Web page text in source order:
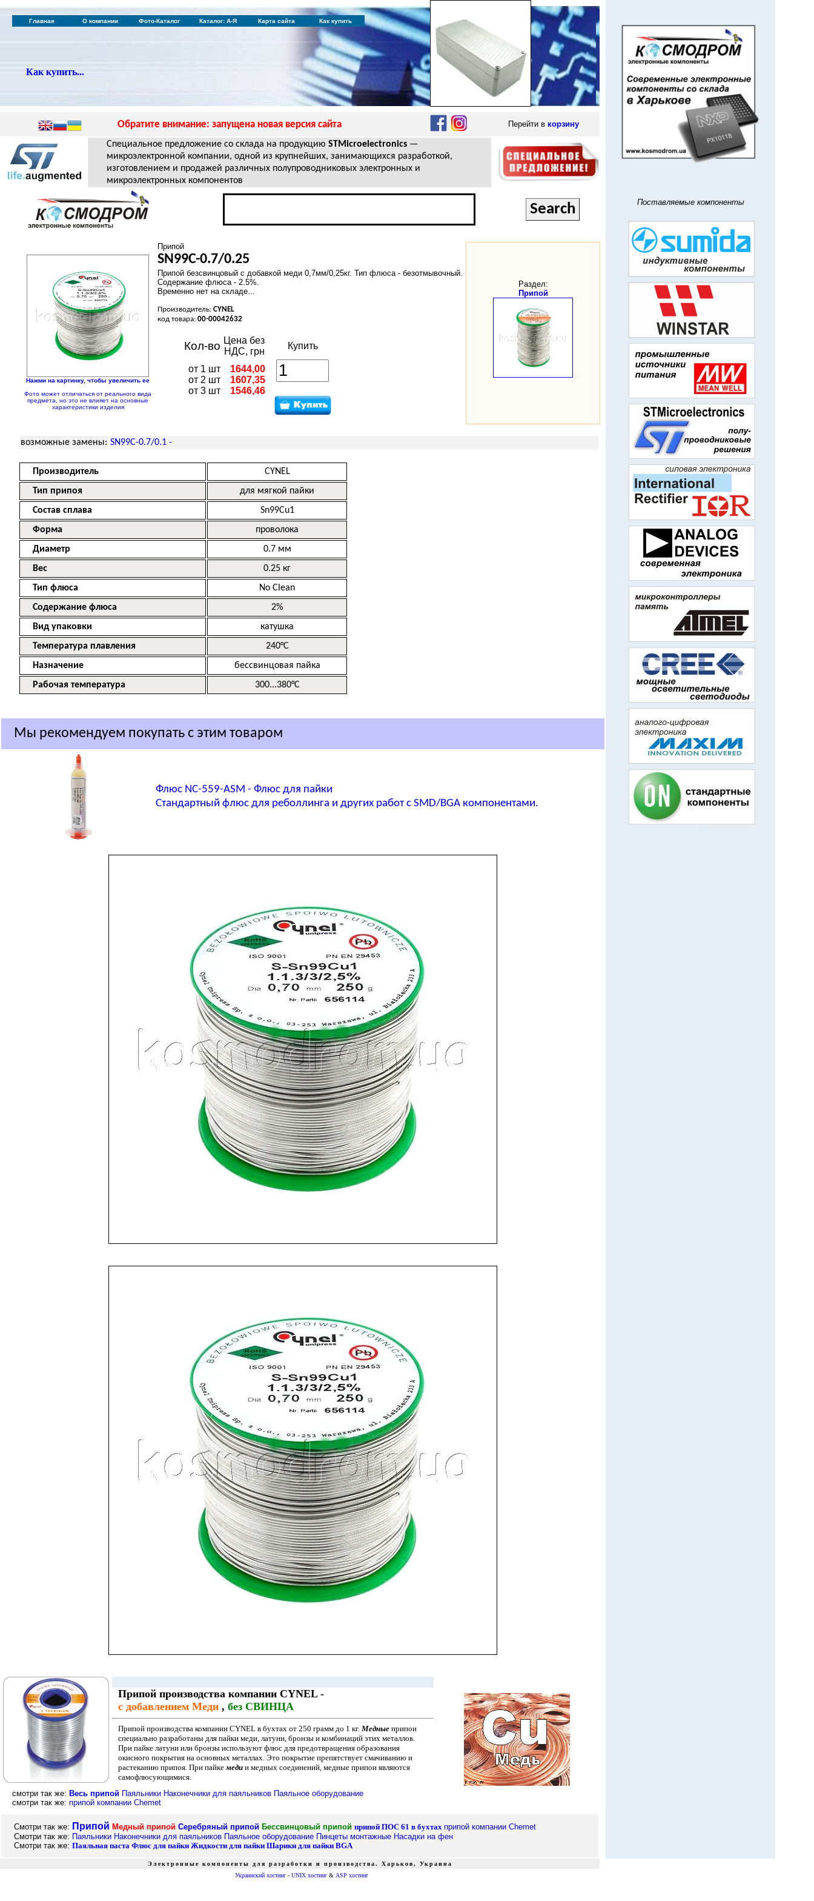
Главная О компании Фото-Каталог Каталог: А-Я Карта сайта Как купить
Как купить...
Обратите внимание: запущена новая версия сайта Перейти в корзину
Специальное предложение со склада на продукцию STMicroelectronics —
микроэлектронной компании, одной из крупнейших, занимающихся разработкой,
изготовлением и продажей различных полупроводниковых электронных и
микроэлектронных компонентов
Нажми на картинку, чтобы увеличить ее
Фото может отличаться от реального вида
предмета, но это не влияет на основные
характеристики изделия
Припой
SN99C-0.7/0.25
Припой безсвинцовый с добавкой меди 0,7мм/0,25кг. Тип флюса - безотмывочный.
Содержание флюса - 2.5%.
Временно нет на складе...
Производитель: CYNEL
код товара: 00-00042632
Кол-во Цена без
НДС, грн
Купить
от 1 шт
от 2 шт
от 3 шт
1644,00
1607,35
1546,46
Раздел:
Припой
возможные замены: SN99C-0.7/0.1 -
Производитель
CYNEL
Тип припоя
для мягкой пайки
Состав сплава
Sn99Cu1
Форма
проволока
Диаметр
0.7 мм
Вес
0.25 кг
Тип флюса
No Clean
Содержание флюса
2%
Вид упаковки
катушка
Температура плавления
240°C
Назначение
бессвинцовая пайка
Рабочая температура
300...380°C
Мы рекомендуем покупать с этим товаром
Флюс NC-559-ASM - Флюс для пайки
Стандартный флюс для реболлинга и других работ с SMD/BGA компонентами.
Припой производства компании CYNEL -
с добавлением Меди , без СВИНЦА
Припой производства компании CYNEL в бухтах от 250 грамм до 1 кг. Медные припои
специально разработаны для пайки меди, латуни, бронзы и комбинаций этих металлов.
При пайке латуни или бронзы используют флюс для предотвращения образования
окисного покрытия на основных металлах. Это покрытие препятствует смачиванию и
растеканию припоя. При пайкемеди и медных соединений, медные припои являются
самофлюсующимися.
смотри так же: Весь припой Паяльники Наконечники для паяльников Паяльное оборудование
смотри так же: припой компании Chemet
Смотри так же: Припой Медный припой Серебряный припой Бессвинцовый припой припой ПОС 61 в бухтах припой компании Chemet
Смотри так же: Паяльники Наконечники для паяльников Паяльное оборудование Пинцеты монтажные Насадки на фен
Смотри так же: Паяльная паста Флюс для пайки Жидкости для пайки Шарики для пайки BGA
Поставляемые компоненты
Электронные компоненты для разработки и производства. Харьков, Украина
Украинский хостинг - UNIX хостинг & ASP хостинг